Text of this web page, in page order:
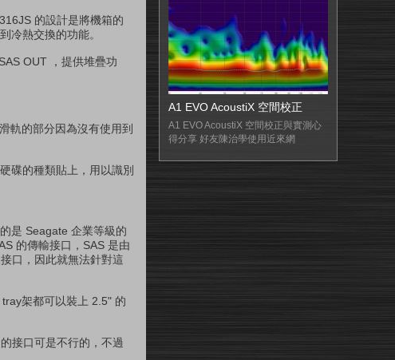
的設計是將機箱的
冷熱交換的功能。
OUT ，提供堆疊功
軌的部分因為沒有使用到
碟的種類貼上，用以識別
是 Seagate 企業等級的
的傳輸接口，SAS 是由
口，因此就無法針對這
架都可以裝上 2.5" 的
接口可是不行的，不過
A1 EVO AcoustiX 空間校正
A1 EVO AcoustiX 空間校正與實測心
得分享 好友陳治學使用近來網